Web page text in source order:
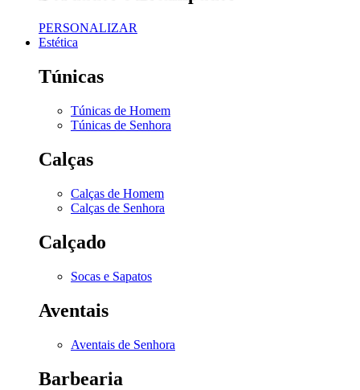
PERSONALIZAR
Estética
Túnicas
Túnicas de Homem
Túnicas de Senhora
Calças
Calças de Homem
Calças de Senhora
Calçado
Socas e Sapatos
Aventais
Aventais de Senhora
Barbearia